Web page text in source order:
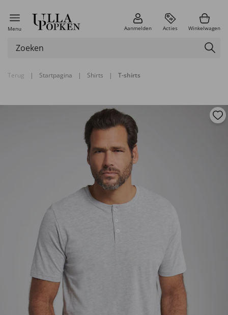
Menu Aanmelden Acties Winkelwagen
Terug | Startpagina | Shirts | T-shirts